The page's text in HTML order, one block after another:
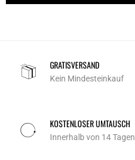
GRATISVERSAND
Kein Mindesteinkauf
KOSTENLOSER UMTAUSCH
Innerhalb von 14 Tagen